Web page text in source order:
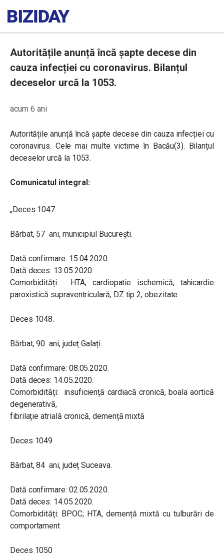
Autoritățile anunță încă șapte decese din
cauza infecției cu coronavirus. Bilanțul
deceselor urcă la 1053.
acum 6 ani
Autoritățile anunță încă șapte decese din cauza infecției cu
coronavirus. Cele mai multe victime în Bacău(3). Bilanțul
deceselor urcă la 1053.
Comunicatul integral:
„Deces 1047.
Bărbat, 57 ani, municipiul București.
Dată confirmare: 15.04.2020.
Dată deces: 13.05.2020.
Comorbidități: HTA, cardiopatie ischemică, tahicardie
paroxistică supraventriculară, DZ tip 2, obezitate.
Deces 1048.
Bărbat, 90 ani, județ Galați.
Dată confirmare: 08.05.2020.
Dată deces: 14.05.2020.
Comorbidități: insuficiență cardiacă cronică, boala aortică
degenerativă,
fibrilație atrială cronică, demență mixtă
Deces 1049
Bărbat, 84 ani, județ Suceava.
Dată confirmare: 02.05.2020.
Dată deces: 14.05.2020.
Comorbidități: BPOC; HTA, demență mixtă cu tulburări de
comportament
Deces 1050